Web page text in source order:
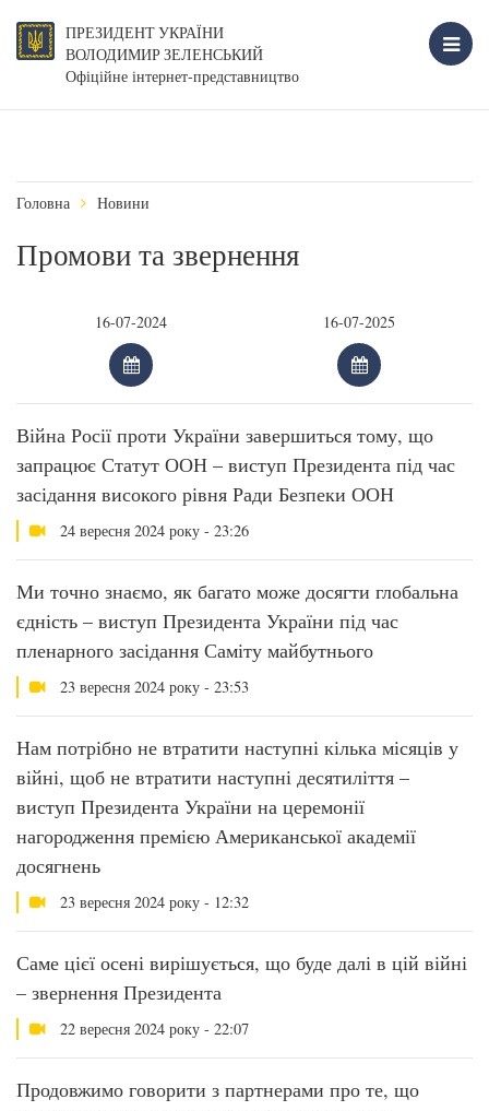
ПРЕЗИДЕНТ УКРАЇНИ
ВОЛОДИМИР ЗЕЛЕНСЬКИЙ
Офіційне інтернет-представництво
Головна Новини
Промови та звернення
Війна Росії проти України завершиться тому, що
запрацює Статут ООН – виступ Президента під час
засідання високого рівня Ради Безпеки ООН
24 вересня 2024 року - 23:26
Ми точно знаємо, як багато може досягти глобальна
єдність – виступ Президента України під час
пленарного засідання Саміту майбутнього
23 вересня 2024 року - 23:53
Нам потрібно не втратити наступні кілька місяців у
війні, щоб не втратити наступні десятиліття –
виступ Президента України на церемонії
нагородження премією Американської академії
досягнень
23 вересня 2024 року - 12:32
Саме цієї осені вирішується, що буде далі в цій війні
– звернення Президента
22 вересня 2024 року - 22:07
Продовжимо говорити з партнерами про те, що